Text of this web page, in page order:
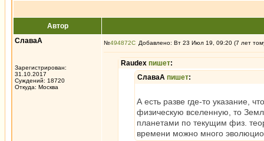
Автор
СлаваА
Зарегистрирован:
31.10.2017
Суждений: 18720
Откуда: Москва
№494872 Добавлено: Вт 23 Июл 19, 09:20 (7 лет
Raudex пишет:
СлаваА пишет:
А есть разве где-то указание,
физическую вселенную, то
планетами по текущим физ.
времени можно много